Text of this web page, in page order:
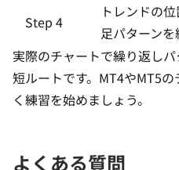
Step 4
トレンドの
足パターン
実際のチャートで繰り返し
短ルートです。 MT4やMT5の
く練習を始めましょう。
よくある質問